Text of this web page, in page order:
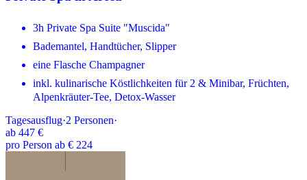
3h Private Spa Suite "Muscida"
Bademantel, Handtücher, Slipper
eine Flasche Champagner
inkl. kulinarische Köstlichkeiten für 2 & Minibar, Früchten,
Alpenkräuter-Tee, Detox-Wasser
Tagesausflug·2 Personen·
ab 447 €
pro Person ab € 224